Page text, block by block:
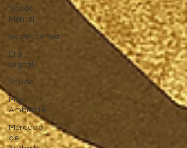
Saúde
Mental
Gastronomia
Era
Digital
Saúde
Meio
Ambiente
Mercado
de